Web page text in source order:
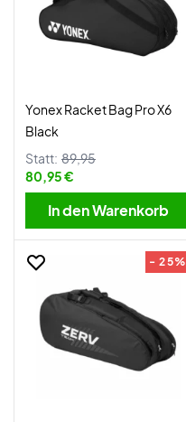
Yonex Racket Bag Pro X6
Black
Statt: 89,95
80,95 €
In den Warenkorb
- 25%